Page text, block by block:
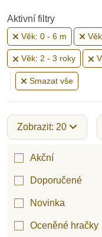
Aktivní filtry
Věk: 0 - 6 m
Věk: 2 - 3 roky
Smazat vše
Zobrazit: 20
Akční
Doporučené
Novinka
Oceněné hračky